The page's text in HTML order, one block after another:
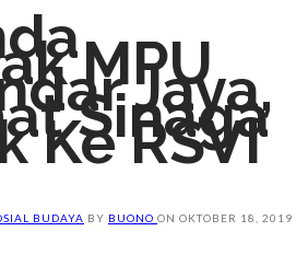
MPU
Jaya,
Sinaga
Ke RSVI
BUDAYA BY BUONO ON OKTOBER 18, 2019